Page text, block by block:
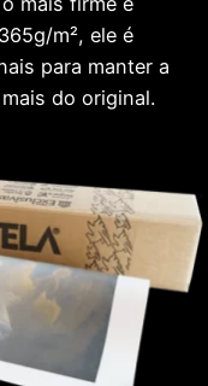
m², ele é
para manter a
do original.